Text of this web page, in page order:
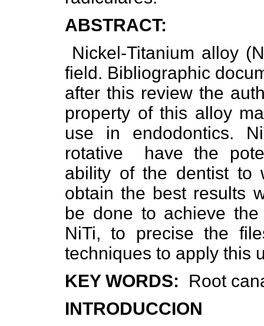
ABSTRACT:
Nickel-Titanium alloy
field. Bibliographic
after this review the
property of this alloy
use in endodontics.
rotative
have the
ability of the dentist to
obtain the best results
be done to achieve
NiTi, to precise the
techniques to apply this
KEY WORDS:
Root
INTRODUCCION